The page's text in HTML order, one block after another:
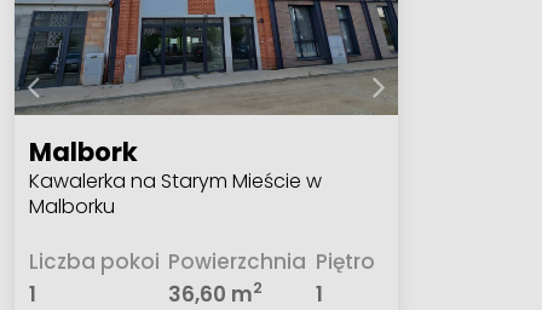
Malbork
Kawalerka na Starym Mieście w
Malborku
Liczba pokoi
1
Powierzchnia
36,60 m2
Piętro
1